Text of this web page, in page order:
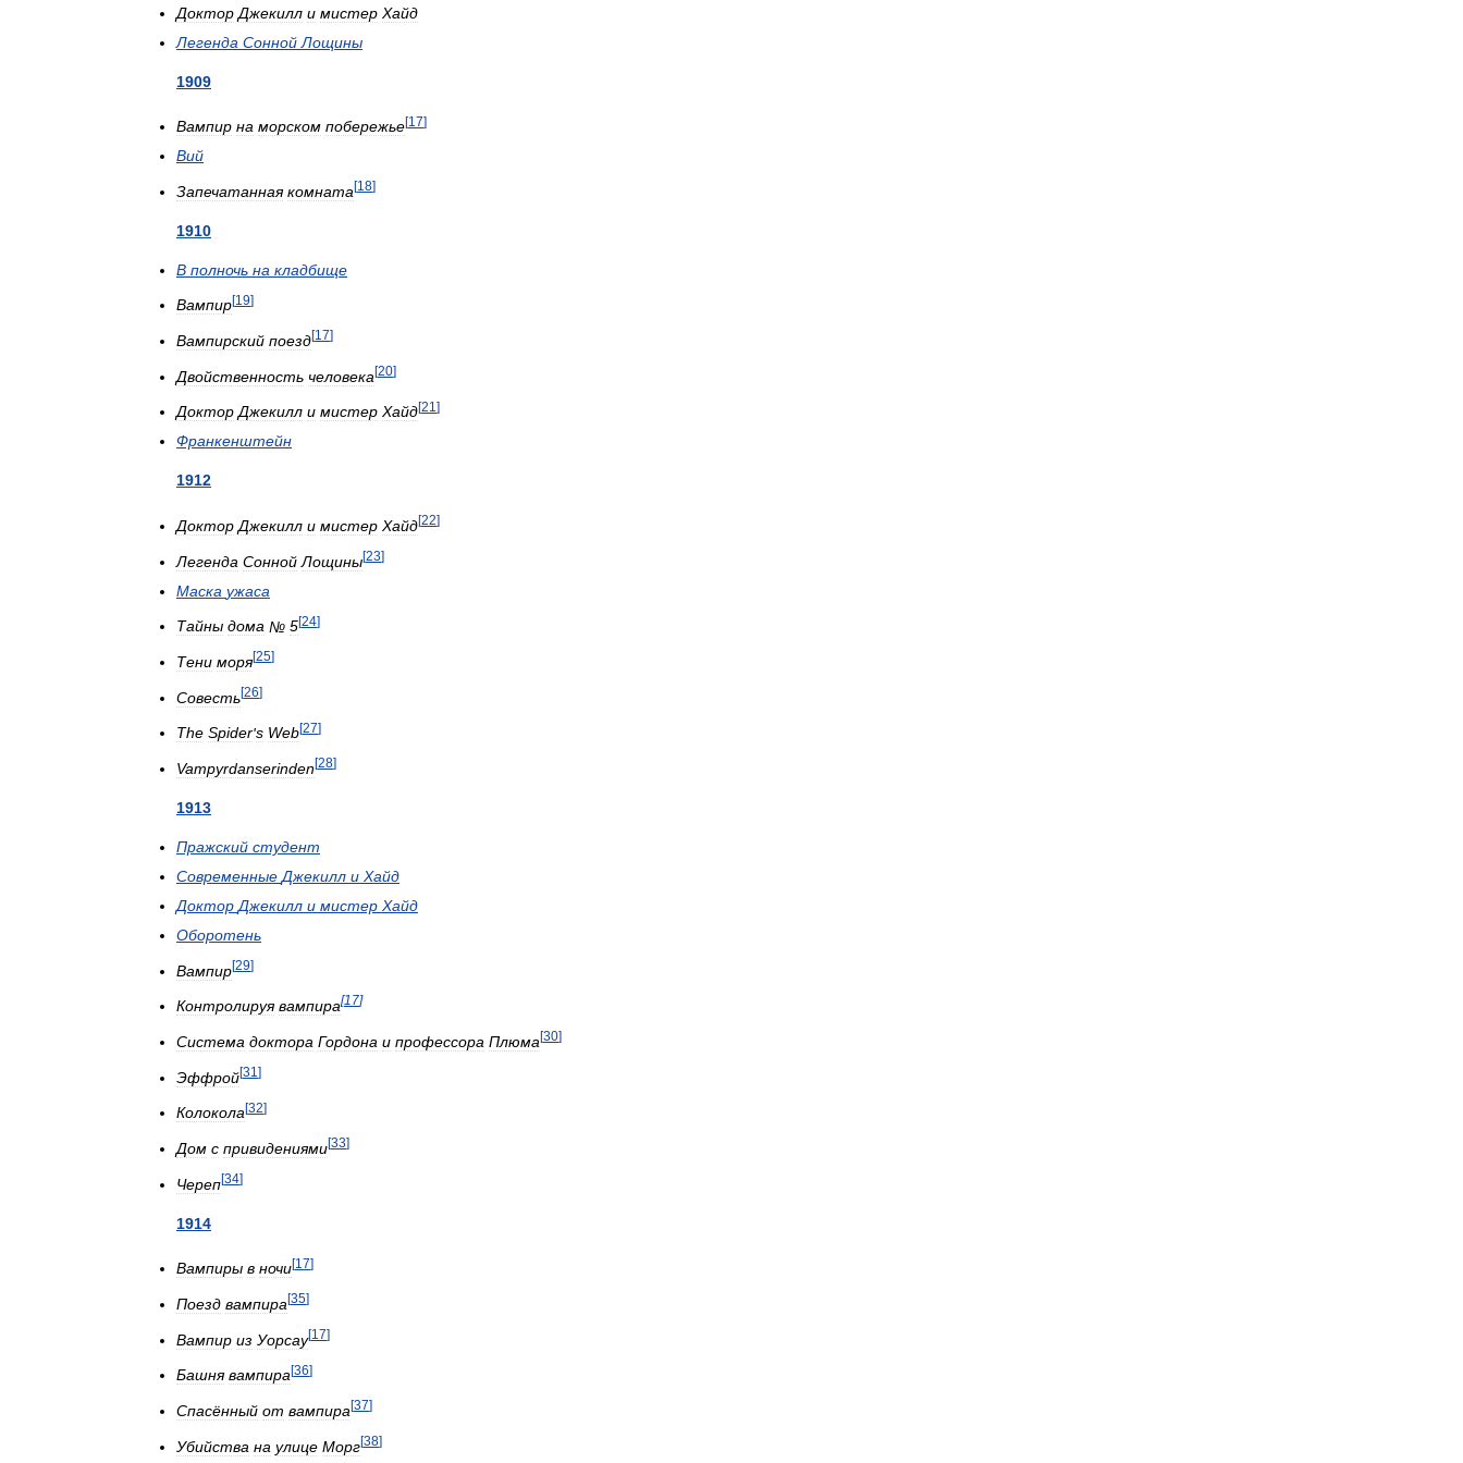
Доктор Джекилл и мистер Хайд
Легенда Сонной Лощины
1909
Вампир на морском побережье[17]
Вий
Запечатанная комната [18]
1910
В полночь на кладбище
Вампир[19]
Вампирский поезд[17]
Двойственность человека [20]
Доктор Джекилл и мистер Хайд[21 ]
Франкенштейн
1912
Доктор Джекилл и мистер Хайд[22]
Легенда Сонной Лощины[23]
Маска ужаса
Тайны дома № 5[24]
Тени моря[25]
Совесть[26]
The Spider's Web[27]
Vampyrdanserinden[28]
1913
Пражский студент
Современные Джекилл и Хайд
Доктор Джекилл и мистер Хайд
Оборотень
Вампир[29]
Контролируя вампира[17]
Система доктора Гордона и профессора Плюма [30]
Эффрой[31 ]
Колокола[32]
Дом с привидениями[33]
Череп[34]
1914
Вампиры в ночи[17]
Поезд вампира [35]
Вампир из Уорсау[17]
Башня вампира[36]
Спасённый от вампира [37]
Убийства на улице Морг[38]